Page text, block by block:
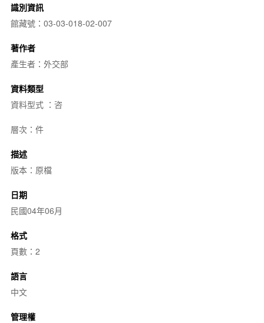
識別資訊
館藏號：03-03-018-02-007
著作者
產生者：外交部
資料類型
資料型式 ：咨
層次：件
描述
版本：原檔
日期
民國04年06月
格式
頁數：2
語言
中文
管理權